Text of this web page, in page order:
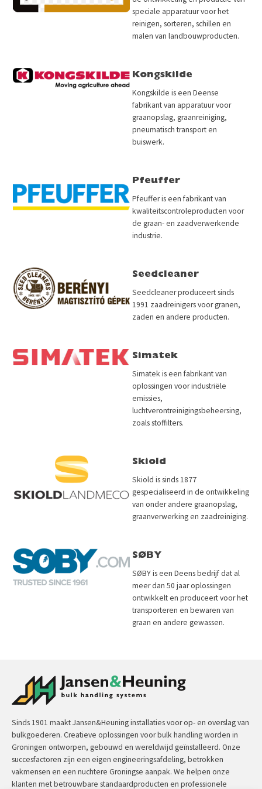
speciale apparatuur voor het
reinigen, sorteren, schillen en
malen van landbouwproducten.
Kongskilde
Kongskilde is een Deense
fabrikant van apparatuur voor
graanopslag, graanreiniging,
pneumatisch transport en
buiswerk.
Pfeuffer
Pfeuffer is een fabrikant van
kwaliteitscontroleproducten voor
de graan- en zaadverwerkende
industrie.
Seedcleaner
Seedcleaner produceert sinds
1991 zaadreinigers voor granen,
zaden en andere producten.
Simatek
Simatek is een fabrikant van
oplossingen voor industriële
emissies,
luchtverontreinigingsbeheersing,
zoals stoffilters.
Skiold
Skiold is sinds 1877
gespecialiseerd in de ontwikkeling
van onder andere graanopslag,
graanverwerking en zaadreiniging.
SØBY
SØBY is een Deens bedrijf dat al
meer dan 50 jaar oplossingen
ontwikkelt en produceert voor het
transporteren en bewaren van
graan en andere gewassen.
Sinds 1901 maakt Jansen&Heuning installaties voor op- en overslag van
bulkgoederen. Creatieve oplossingen voor bulk handling worden in
Groningen ontworpen, gebouwd en wereldwijd geïnstalleerd. Onze
succesfactoren zijn een eigen engineeringsafdeling, betrokken
vakmensen en een nuchtere Groningse aanpak. We helpen onze
klanten met betrouwbare standaardproducten en professionele